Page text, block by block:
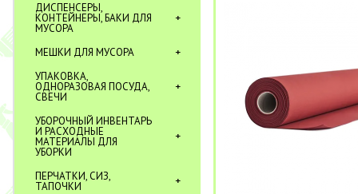
ДИСПЕНСЕРЫ,
КОНТЕЙНЕРЫ, БАКИ ДЛЯ
МУСОРА
МЕШКИ ДЛЯ МУСОРА
УПАКОВКА,
ОДНОРАЗОВАЯ ПОСУДА,
СВЕЧИ
УБОРОЧНЫЙ ИНВЕНТАРЬ
И РАСХОДНЫЕ
МАТЕРИАЛЫ ДЛЯ
УБОРКИ
ПЕРЧАТКИ, СИЗ,
ТАПОЧКИ